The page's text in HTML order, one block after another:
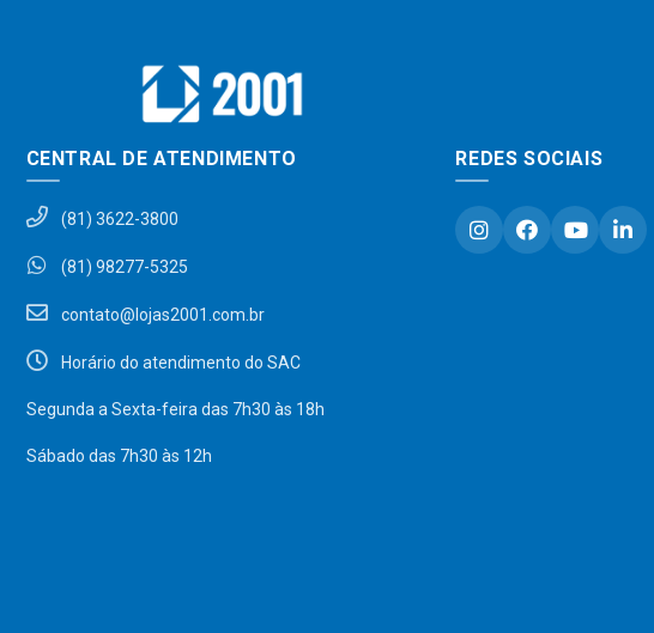
CENTRAL DE ATENDIMENTO
(81) 3622-3800
(81) 98277-5325
contato@lojas2001.com.br
Horário do atendimento do SAC
Segunda a Sexta-feira das 7h30 às 18h
Sábado das 7h30 às 12h
REDES SOCIAIS